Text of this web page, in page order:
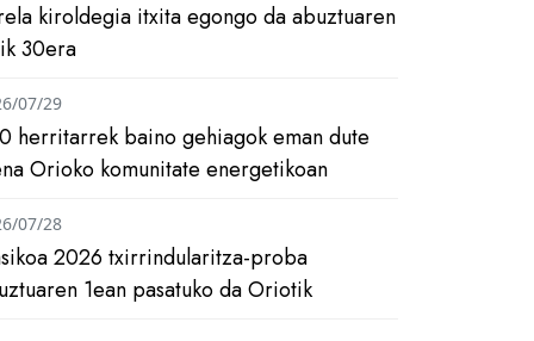
kiroldegia itxita egongo da abuztuaren
30era
herritarrek baino gehiagok eman dute
Orioko komunitate energetikoan
07/29
2026 txirrindularitza-proba
1ean pasatuko da Oriotik
07/28